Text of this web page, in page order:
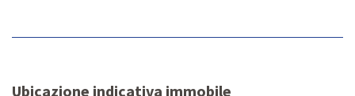
Ubicazione indicativa immobile